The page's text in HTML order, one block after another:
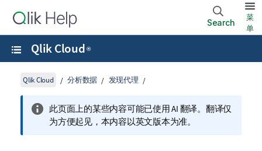
Search
菜
单
Qlik Cloud ®
Qlik Cloud 分析数据 发现代理
此页面上的某些内容可能已使用 AI 翻译。翻译仅
为方便起见，本内容以英文版本为准。